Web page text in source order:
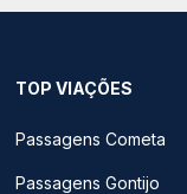
TOP VIAÇÕES
Passagens Cometa
Passagens Gontijo